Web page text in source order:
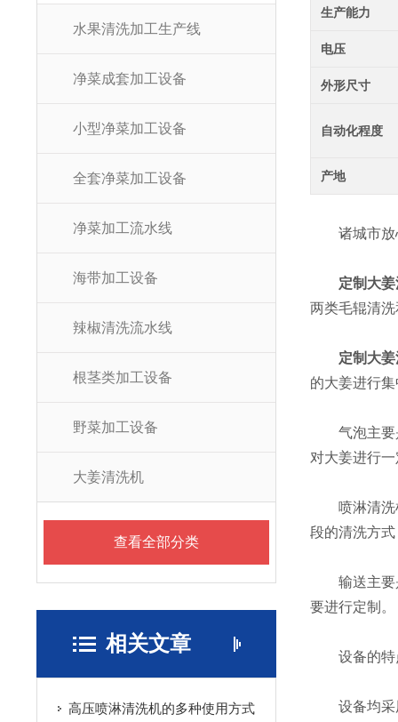
水果清洗加工生产线
净菜成套加工设备
小型净菜加工设备
全套净菜加工设备
净菜加工流水线
海带加工设备
辣椒清洗流水线
根茎类加工设备
野菜加工设备
大姜清洗机
查看全部分类
相关文章
高压喷淋清洗机的多种使用方式
生产能力
电压
外形尺寸
自动化程度
产地
诸城市放心
定制大
两类毛辊清
定制大
的大姜进行
气泡主要是
对大姜进行
喷淋清洗机
段的清洗方
输送主要是
要进行定制。
设备的特
设备均采用